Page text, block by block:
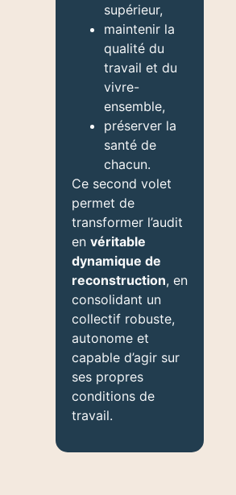
supérieur,
maintenir la
qualité du
travail et du
vivre-
ensemble,
préserver la
santé de
chacun.
Ce second volet
permet de
transformer l’audit
en véritable
dynamique de
reconstruction, en
consolidant un
collectif robuste,
autonome et
capable d’agir sur
ses propres
conditions de
travail.